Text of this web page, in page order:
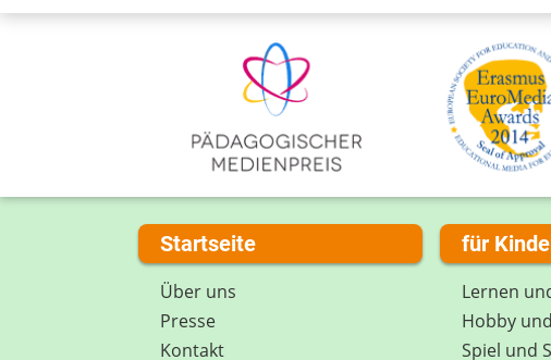
Startseite
Über uns
Presse
Kontakt
für
Lernen
Hobby
Spiel und